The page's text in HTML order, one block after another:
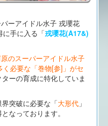
ーアイドル水子 戎瓔花
に手に入る「戎瓔花(A17&)
原のスーパーアイドル水子
必要な「巻物[参]」がセ
ーの育成に特化していま
突破に必要な「大形代」
なっております。